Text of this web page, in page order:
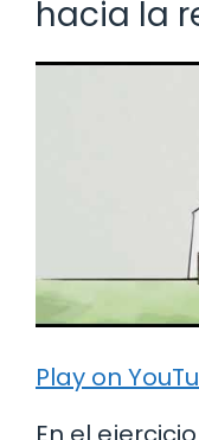
hacia la
Play on